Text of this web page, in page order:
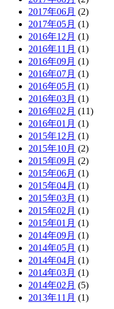
2017年06月 (2)
2017年05月 (1)
2016年12月 (1)
2016年11月 (1)
2016年09月 (1)
2016年07月 (1)
2016年05月 (1)
2016年03月 (1)
2016年02月 (11)
2016年01月 (1)
2015年12月 (1)
2015年10月 (2)
2015年09月 (2)
2015年06月 (1)
2015年04月 (1)
2015年03月 (1)
2015年02月 (1)
2015年01月 (1)
2014年09月 (1)
2014年05月 (1)
2014年04月 (1)
2014年03月 (1)
2014年02月 (5)
2013年11月 (1)